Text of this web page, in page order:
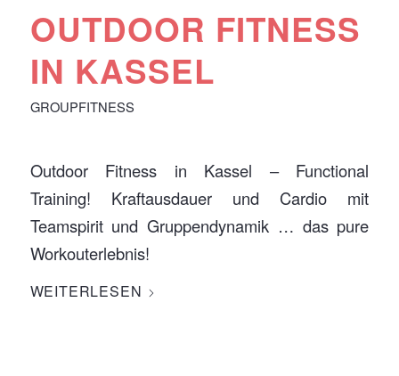
OUTDOOR FITNESS
IN KASSEL
GROUPFITNESS
Outdoor Fitness in Kassel – Functional
Training! Kraftausdauer und Cardio mit
Teamspirit und Gruppendynamik … das pure
Workouterlebnis!
WEITERLESEN